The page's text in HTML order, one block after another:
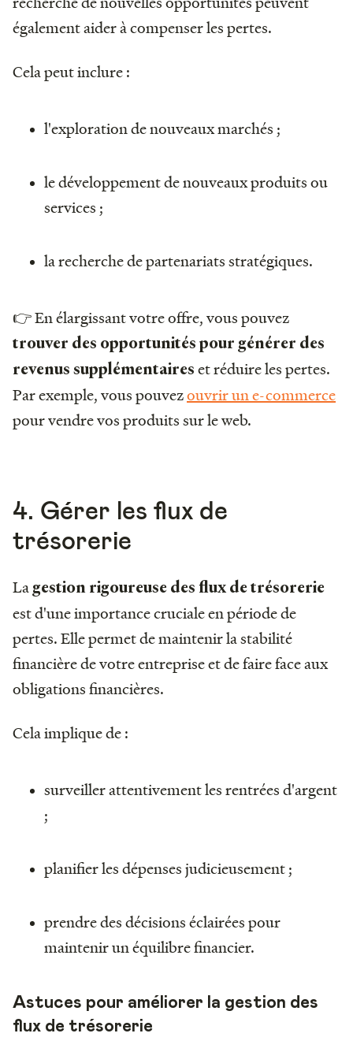
également aider à compenser les pertes.
Cela peut inclure :
l'exploration de nouveaux marchés ;
le développement de nouveaux produits ou
services ;
la recherche de partenariats stratégiques.
👉 En élargissant votre offre, vous pouvez
trouver des opportunités pour générer des
revenus supplémentaires et réduire les pertes.
Par exemple, vous pouvezouvrir un e-commerce
pour vendre vos produits sur le web.
4. Gérer les flux de
trésorerie
La gestion rigoureuse des flux de trésorerie
est d'une importance cruciale en période de
pertes. Elle permet de maintenir la stabilité
financière de votre entreprise et de faire face aux
obligations financières.
Cela implique de :
surveiller attentivement les rentrées d'argent
;
planifier les dépenses judicieusement ;
prendre des décisions éclairées pour
maintenir un équilibre financier.
Astuces pour améliorer la gestion des
flux de trésorerie